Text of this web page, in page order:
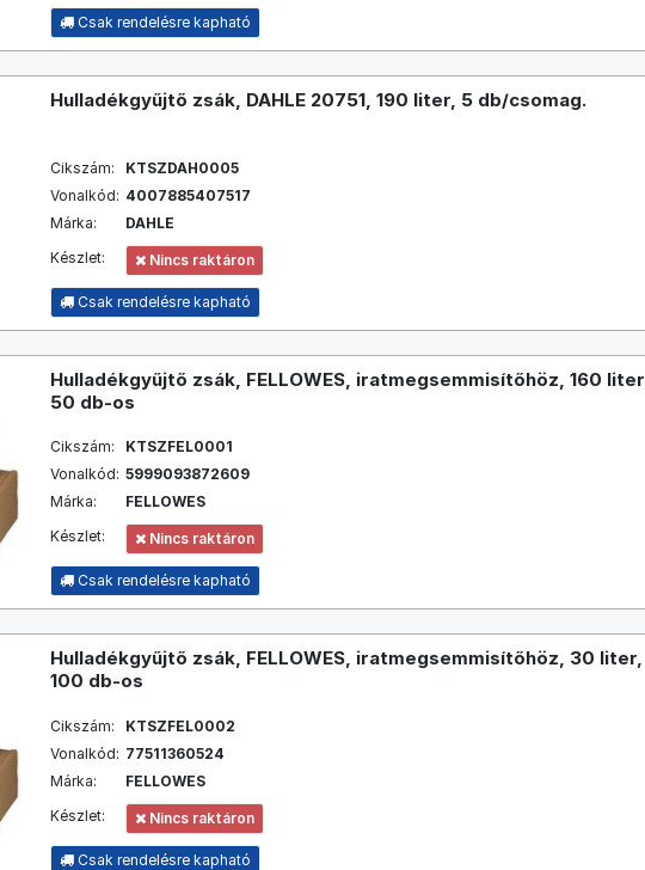
Csak rendelésre kapható
Hulladékgyűjtő zsák, DAHLE 20751, 190 liter, 5 db/csomag.
Cikszám:
KTSZDAH0005
Vonalkód: 4007885407517
Márka:
DAHLE
Készlet:
Nincs raktáron
Csak rendelésre kapható
Hulladékgyűjtő zsák, FELLOWES, iratmegsemmisítőhöz, 160 liter,
50 db-os
Cikszám:
KTSZFEL0001
Vonalkód: 5999093872609
Márka:
FELLOWES
Készlet:
Nincs raktáron
Csak rendelésre kapható
Hulladékgyűjtő zsák, FELLOWES, iratmegsemmisítőhöz, 30 liter,
100 db-os
Cikszám:
KTSZFEL0002
Vonalkód: 77511360524
Márka:
FELLOWES
Készlet:
Nincs raktáron
Csak rendelésre kapható